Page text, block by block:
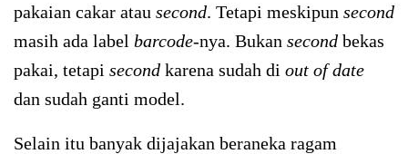
pakaian cakar atau second. Tetapi meskipun second
masih ada label barcode-nya. Bukan second bekas
pakai, tetapi second karena sudah di out of date
dan sudah ganti model.
Selain itu banyak dijajakan beraneka ragam